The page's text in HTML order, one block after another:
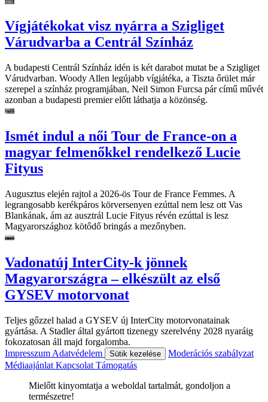
Vígjátékokat visz nyárra a Szigliget
Várudvarba a Centrál Színház
A budapesti Centrál Színház idén is két darabot mutat be a Szigliget
Várudvarban. Woody Allen legújabb vígjátéka, a Tiszta őrület már
szerepel a színház programjában, Neil Simon Furcsa pár című művét
azonban a budapesti premier előtt láthatja a közönség.
Ismét indul a női Tour de France-on a
magyar felmenőkkel rendelkező Lucie
Fityus
Augusztus elején rajtol a 2026-ös Tour de France Femmes. A
legrangosabb kerékpáros körversenyen ezúttal nem lesz ott Vas
Blankának, ám az ausztrál Lucie Fityus révén ezúttal is lesz
Magyarországhoz kötődő bringás a mezőnyben.
Vadonatúj InterCity-k jönnek
Magyarországra – elkészült az első
GYSEV motorvonat
Teljes gőzzel halad a GYSEV új InterCity motorvonatainak
gyártása. A Stadler által gyártott tizenegy szerelvény 2028 nyaráig
fokozatosan áll majd forgalomba.
Impresszum Adatvédelem Sütik kezelése
Moderációs szabályzat
Médiaajánlat Kapcsolat Támogatás
Mielőtt kinyomtatja a weboldal tartalmát, gondoljon a
természetre!